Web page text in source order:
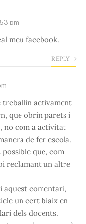
pm
meu facebook.
REPLY
treballin activament
que obrin parets i
no com a activitat
de fer escola.
possible que, com
reclamant un altre
aquest comentari,
un cert biaix en
dels docents.